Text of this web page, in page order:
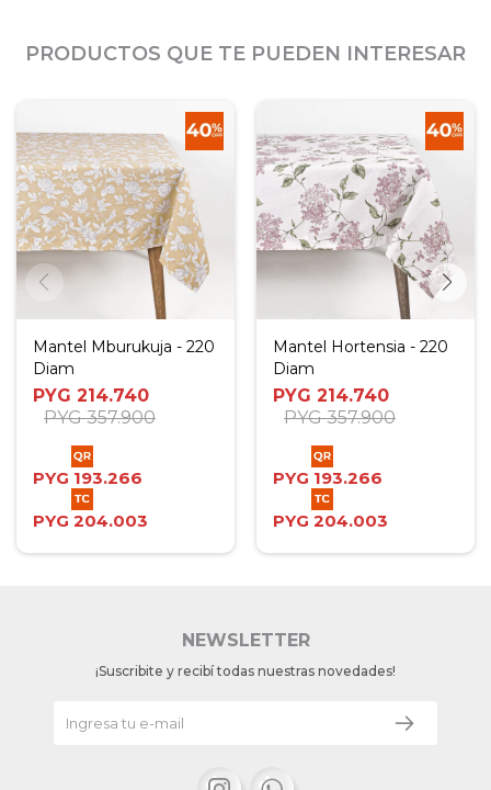
PRODUCTOS QUE TE PUEDEN INTERESAR
Mantel Mburukuja - 220
Diam
PYG 214.740
PYG 357.900
PYG 193.266
PYG 204.003
Mantel Hortensia - 220
Diam
PYG 214.740
PYG 357.900
PYG 193.266
PYG 204.003
NEWSLETTER
¡Suscribite y recibí todas nuestras novedades!